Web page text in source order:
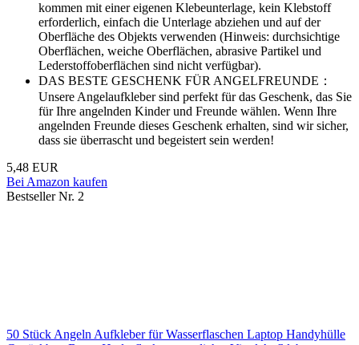
kommen mit einer eigenen Klebeunterlage, kein Klebstoff
erforderlich, einfach die Unterlage abziehen und auf der
Oberfläche des Objekts verwenden (Hinweis: durchsichtige
Oberflächen, weiche Oberflächen, abrasive Partikel und
Lederstoffoberflächen sind nicht verfügbar).
DAS BESTE GESCHENK FÜR ANGELFREUNDE：
Unsere Angelaufkleber sind perfekt für das Geschenk, das Sie
für Ihre angelnden Kinder und Freunde wählen. Wenn Ihre
angelnden Freunde dieses Geschenk erhalten, sind wir sicher,
dass sie überrascht und begeistert sein werden!
5,48 EUR
Bei Amazon kaufen
Bestseller Nr. 2
50 Stück Angeln Aufkleber für Wasserflaschen Laptop Handyhülle